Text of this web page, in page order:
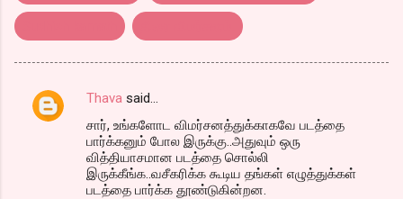
C
Thava said…
சார், உங்களோட விமர்சனத்துக்காகவே படத்தை
பார்க்கனும் போல இருக்கு..அதுவும் ஒரு
வித்தியாசமான படத்தை சொல்லி
இருக்கீங்க..வசீகரிக்க கூடிய தங்கள் எழுத்துக்கள்
படத்தை பார்க்க தூண்டுகின்றன.